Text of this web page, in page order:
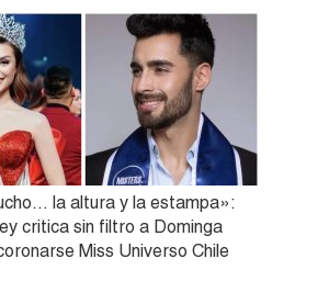
la altura y la estampa»:
critica sin filtro a Dominga
Miss Universo Chile